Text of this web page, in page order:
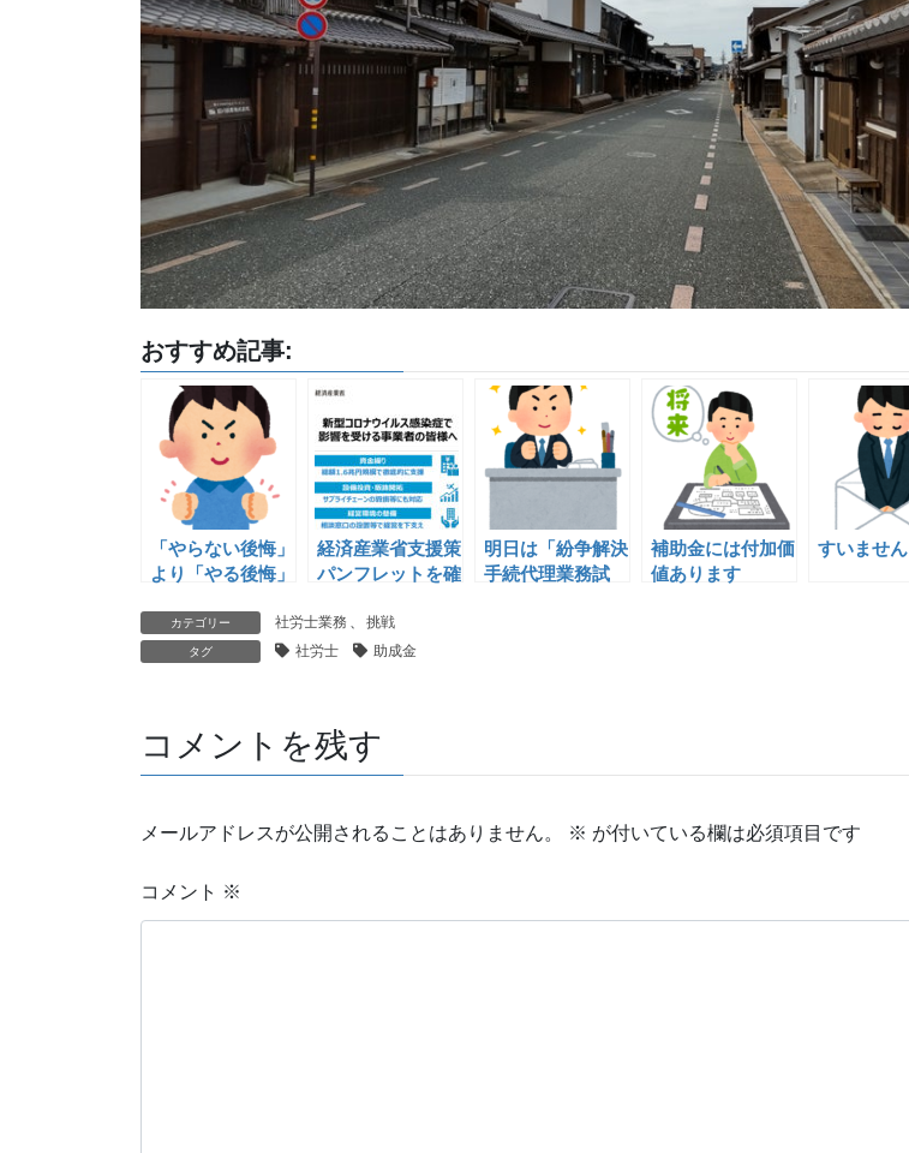
おすすめ記事:
「やらない後悔」
より「やる後悔」
経済産業省支援策
パンフレットを確
明日は「紛争解決
手続代理業務試
補助金には付加価
値あります
すいません
カテゴリー 社労士業務 挑戦
タグ 社労士 助成金
コメントを残す
メールアドレスが公開されることはありません。 ※ が付いている欄は必須項目です
コメント ※